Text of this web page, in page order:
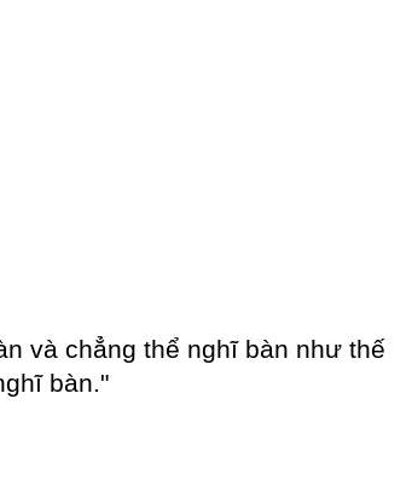
và chẳng thể nghĩ bàn như thế
bàn."